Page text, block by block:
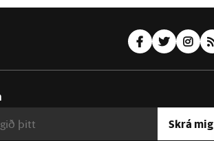
Skrá mig